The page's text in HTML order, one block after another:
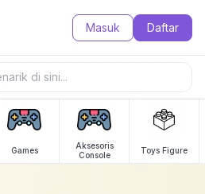
Masuk Daftar
Games
Aksesoris
Console
Toys Figure